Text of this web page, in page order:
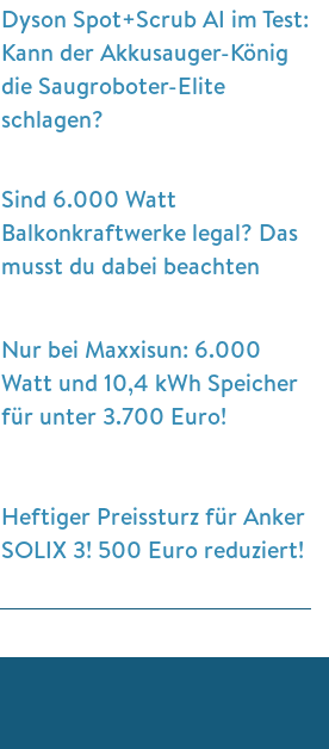
Dyson Spot+Scrub AI im Test:
Kann der Akkusauger-König
die Saugroboter-Elite
schlagen?
Sind 6.000 Watt
Balkonkraftwerke legal? Das
musst du dabei beachten
Nur bei Maxxisun: 6.000
Watt und 10,4 kWh Speicher
für unter 3.700 Euro!
Heftiger Preissturz für Anker
SOLIX 3! 500 Euro reduziert!